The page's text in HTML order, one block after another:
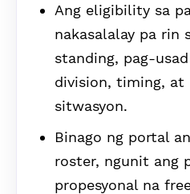
Ang eligibility sa
nakasalalay pa rin
standing, pag-
division, timing, at
sitwasyon.
Binago ng portal
roster, ngunit ang
propesyonal na